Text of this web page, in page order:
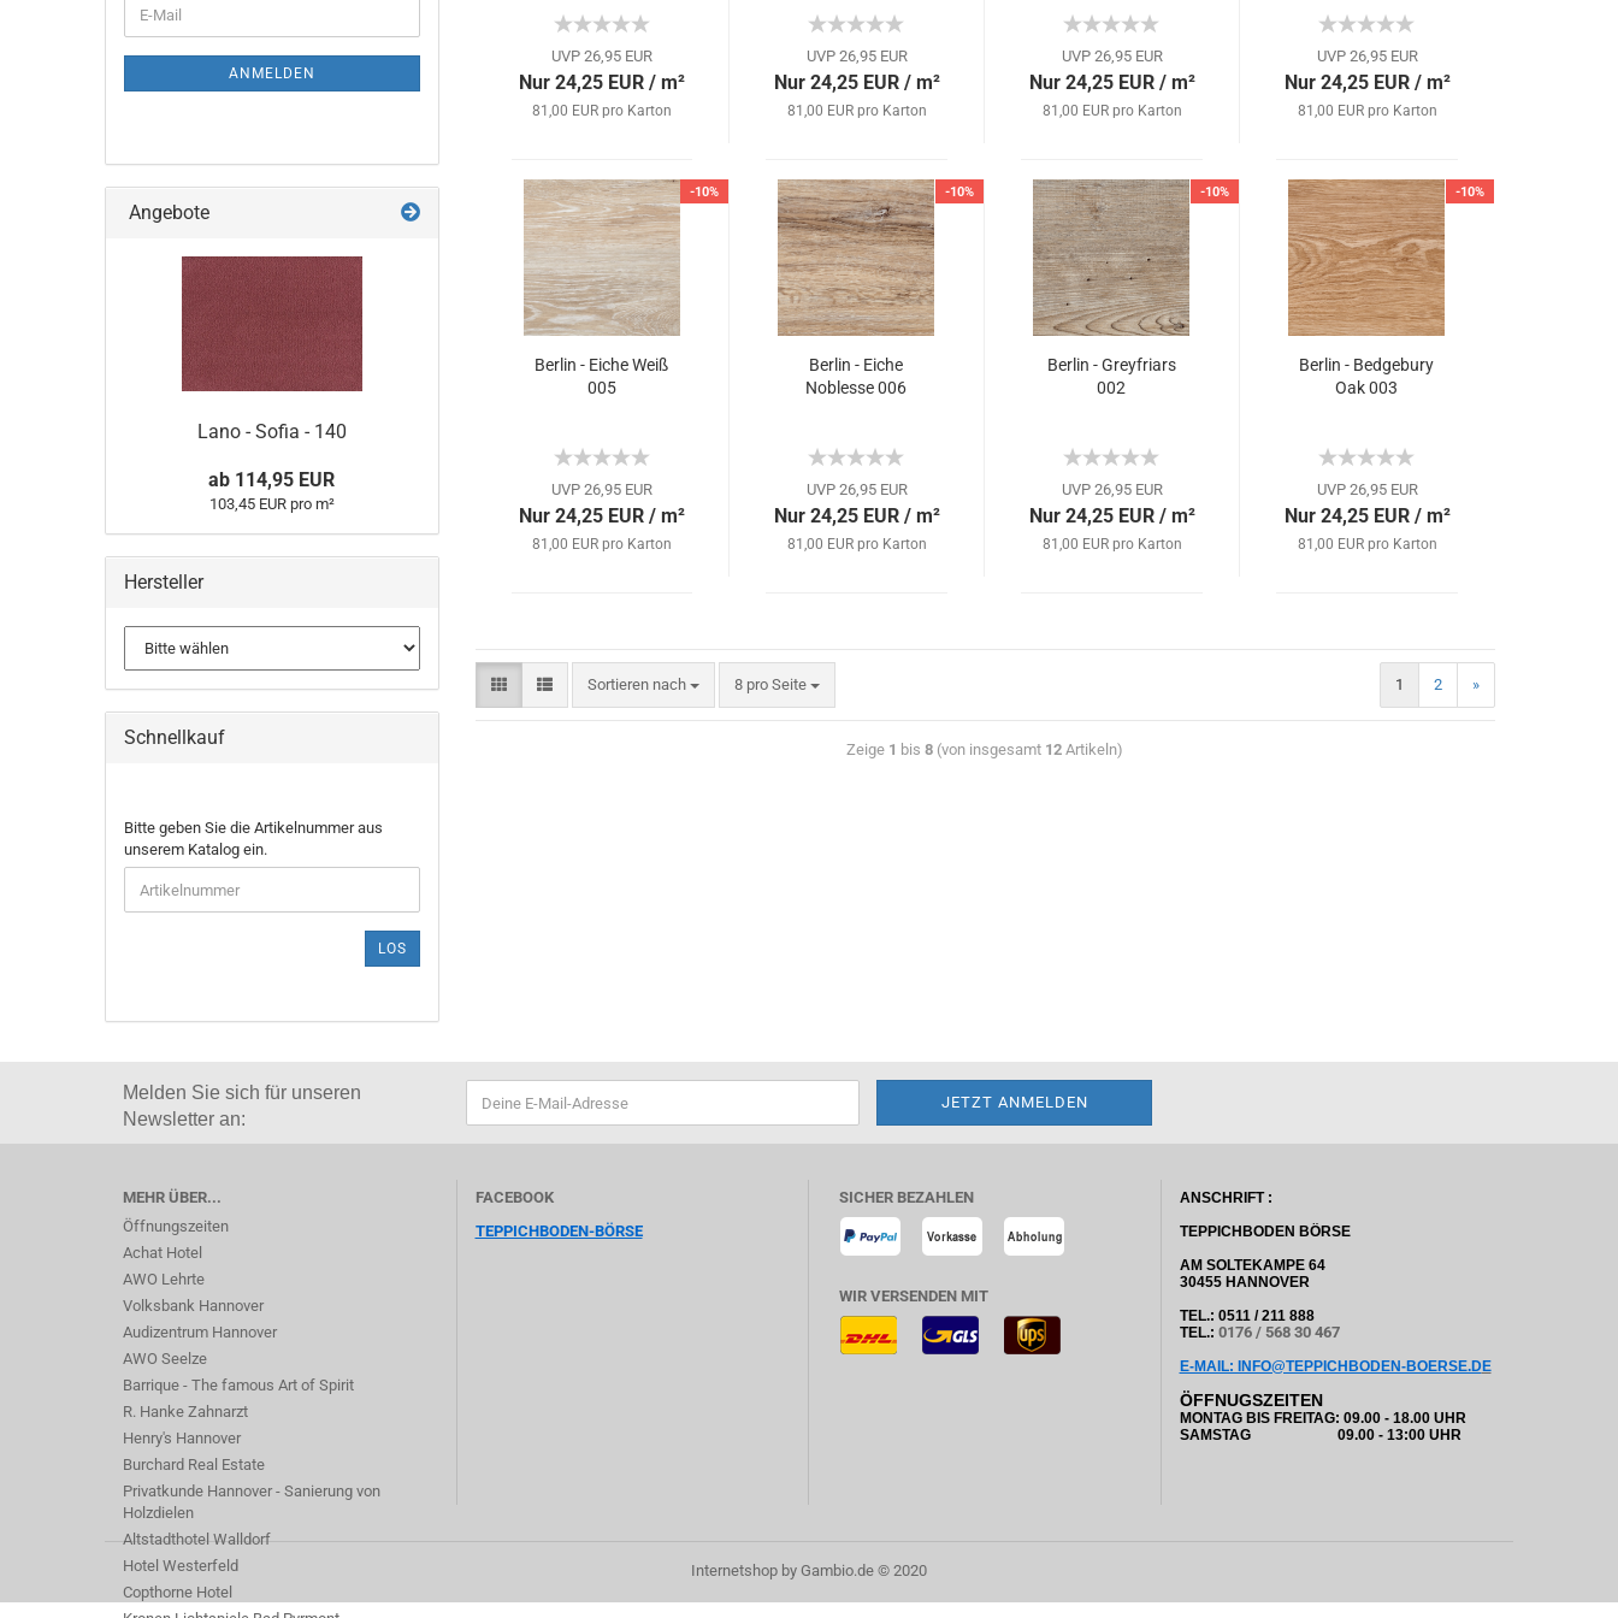
UVP 26,95 EUR
Nur 24,25 EUR / m²
81,00 EUR pro Karton
UVP 26,95 EUR
Nur 24,25 EUR / m²
81,00 EUR pro Karton
UVP 26,95 EUR
Nur 24,25 EUR / m²
81,00 EUR pro Karton
UVP 26,95 EUR
Nur 24,25 EUR / m²
81,00 EUR pro Karton
-10%
Berlin - Eiche Weiß
005
UVP 26,95 EUR
Nur 24,25 EUR / m²
81,00 EUR pro Karton
-10%
Berlin - Eiche
Noblesse 006
UVP 26,95 EUR
Nur 24,25 EUR / m²
81,00 EUR pro Karton
-10%
Berlin - Greyfriars
002
UVP 26,95 EUR
Nur 24,25 EUR / m²
81,00 EUR pro Karton
-10%
Berlin - Bedgebury
Oak 003
UVP 26,95 EUR
Nur 24,25 EUR / m²
81,00 EUR pro Karton
Sortieren nach 8 pro Seite 1 2 »
Zeige 1 bis8 (von insgesamt 12 Artikeln)
ANMELDEN
Angebote
Lano - Sofia - 140
ab 114,95 EUR
103,45 EUR pro m²
Hersteller
Schnellkauf
Bitte geben Sie die Artikelnummer aus
unserem Katalog ein.
LOS
Melden Sie sich für unseren
Newsletter an:
MEHR ÜBER...
Öffnungszeiten
Achat Hotel
AWO Lehrte
Volksbank Hannover
Audizentrum Hannover
AWO Seelze
Barrique - The famous Art of Spirit
R. Hanke Zahnarzt
Henry's Hannover
Burchard Real Estate
Privatkunde Hannover - Sanierung von
Holzdielen
Altstadthotel Walldorf
Hotel Westerfeld
Copthorne Hotel
FACEBOOK
TEPPICHBODEN-BÖRSE
SICHER BEZAHLEN
WIR VERSENDEN MIT
ANSCHRIFT :
TEPPICHBODEN BÖRSE
AM SOLTEKAMPE 64
30455 HANNOVER
TEL.: 0511 / 211 888
TEL.: 0176 / 568 30 467
E-MAIL: INFO@TEPPICHBODEN-BOERSE.DE
ÖFFNUGSZEITEN
MONTAG BIS FREITAG: 09.00 - 18.00 UHR
SAMSTAG 09.00 - 13:00 UHR
Internetshop by Gambio.de © 2020